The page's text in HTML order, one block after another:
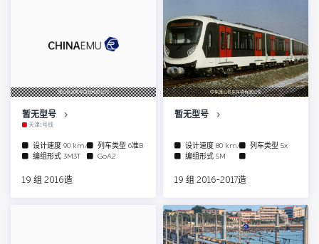
唐山轨道客车股份有限公司
暂无型号
天津1号线
设计速度 90 km/h 列车类型 6准B
编组形式 3M3T GoA2
19 组 2016造
中车唐山机车车辆有限公司
暂无型号
设计速度 80 km/h 列车类型 5x
编组形式 5M
19 组 2016-2017造